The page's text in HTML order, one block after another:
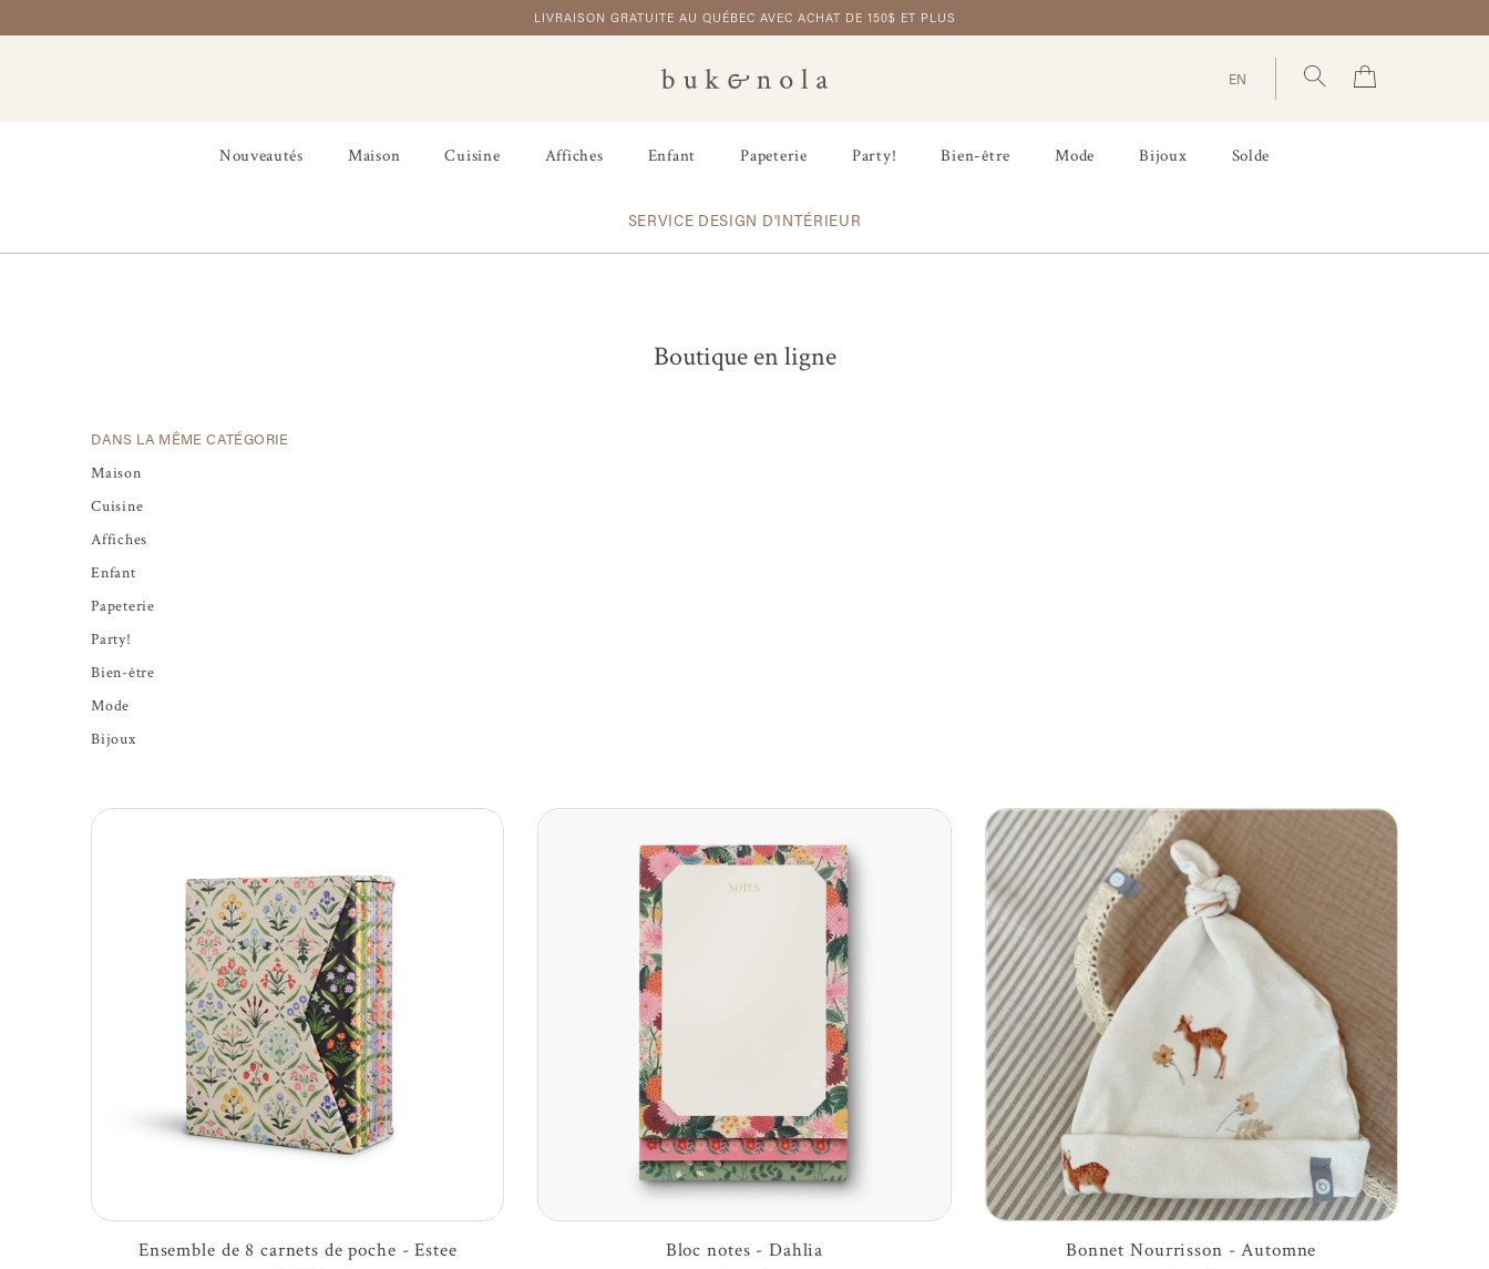
LIVRAISON GRATUITE AU QUÉBEC AVEC ACHAT DE 150$ ET PLUS
EN
Nouveautés Maison Cuisine Affiches Enfant Papeterie Party! Bien-être Mode Bijoux Solde
SERVICE DESIGN D'INTÉRIEUR
Boutique en ligne
DANS LA MÊME CATÉGORIE
Maison
Cuisine
Affiches
Enfant
Papeterie
Party!
Bien-être
Mode
Bijoux
Ensemble de 8 carnets de poche - Estee Bloc notes - Dahlia Bonnet Nourrisson - Automne